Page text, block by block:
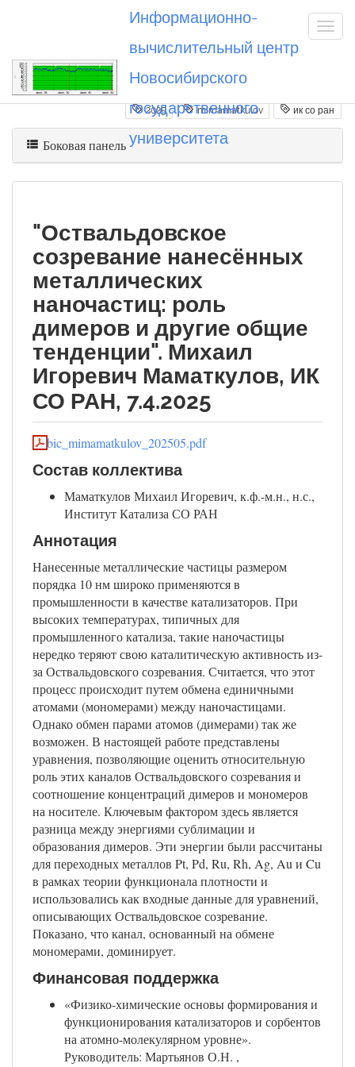
Информационно-
вычислительный центр
Новосибирского
государственного
университета
Вы посетили 20250407_mimamatkulov
2025 mimamatkulov ик со ран
Боковая панель
"Оствальдовское
созревание нанесённых
металлических
наночастиц: роль
димеров и другие общие
тенденции". Михаил
Игоревич Маматкулов, ИК
СО РАН, 7.4.2025
bic_mimamatkulov_202505.pdf
Состав коллектива
Маматкулов Михаил Игоревич, к.ф.-м.н., н.с.,
Институт Катализа СО РАН
Аннотация
Нанесенные металлические частицы размером
порядка 10 нм широко применяются в
промышленности в качестве катализаторов. При
высоких температурах, типичных для
промышленного катализа, такие наночастицы
нередко теряют свою каталитическую активность из-
за Оствальдовского созревания. Считается, что этот
процесс происходит путем обмена единичными
атомами (мономерами) между наночастицами.
Однако обмен парами атомов (димерами) так же
возможен. В настоящей работе представлены
уравнения, позволяющие оценить относительную
роль этих каналов Оствальдовского созревания и
соотношение концентраций димеров и мономеров
на носителе. Ключевым фактором здесь является
разница между энергиями сублимации и
образования димеров. Эти энергии были рассчитаны
для переходных металлов Pt, Pd, Ru, Rh, Ag, Au и Cu
в рамках теории функционала плотности и
использовались как входные данные для уравнений,
описывающих Оствальдовское созревание.
Показано, что канал, основанный на обмене
мономерами, доминирует.
Финансовая поддержка
«Физико-химические основы формирования и
функционирования катализаторов и сорбентов
на атомно-молекулярном уровне».
Руководитель: Мартьянов О.Н. ,